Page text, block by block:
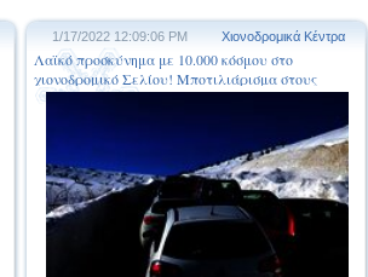
1/17/2022 12:09:06 PM Χιονοδρομικά Κέντρα
Λαϊκό προσκύνημα με 10.000 κόσμου στο
χιονοδρομικό Σελίου! Μποτιλιάρισμα στους
δρόμους